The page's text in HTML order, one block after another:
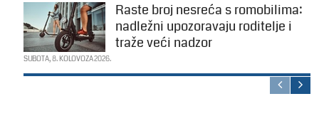
Raste broj nesreća s romobilima:
nadležni upozoravaju roditelje i
traže veći nadzor
SUBOTA, 8. KOLOVOZA 2026.